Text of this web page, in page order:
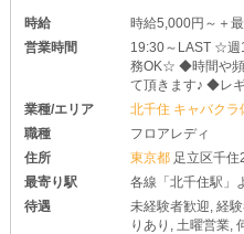
時給
時給5,000円～＋
営業時間
19:30～LAST ☆週
務OK☆ ◆時間や頻
て頂きます♪ ◆レ
業種/エリア
北千住 キャバクラ
職種
フロアレディ
住所
東京都 足立区千
最寄り駅
各線「北千住駅」
待遇
未経験者歓迎, 経
りあり, 土曜営業,